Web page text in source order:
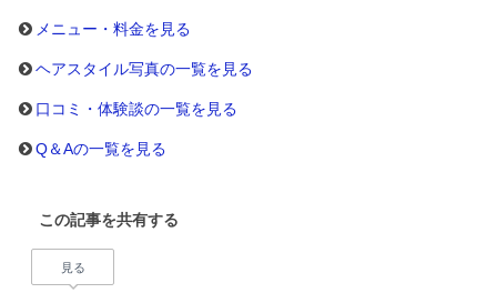
メニュー・料金を見る
ヘアスタイル写真の一覧を見る
口コミ・体験談の一覧を見る
Q＆Aの一覧を見る
この記事を共有する
見る